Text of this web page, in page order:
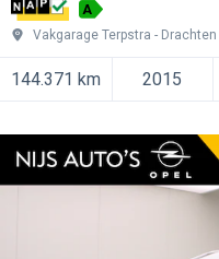
A
Vakgarage Terpstra
Drachten
144.371 km 2015